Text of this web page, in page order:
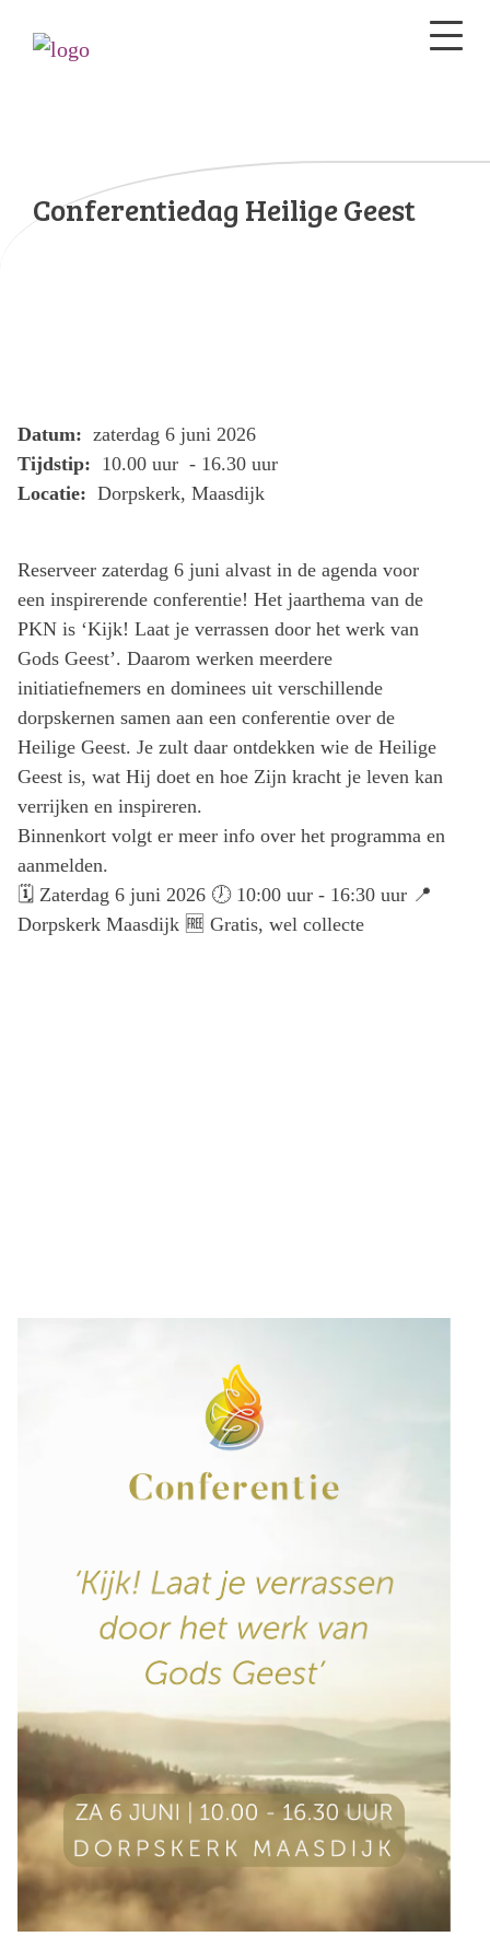
Conferentiedag Heilige Geest
Datum: zaterdag 6 juni 2026
Tijdstip: 10.00 uur - 16.30 uur
Locatie: Dorpskerk, Maasdijk
Reserveer zaterdag 6 juni alvast in de agenda voor
een inspirerende conferentie! Het jaarthema van de
PKN is ‘Kijk! Laat je verrassen door het werk van
Gods Geest’. Daarom werken meerdere
initiatiefnemers en dominees uit verschillende
dorpskernen samen aan een conferentie over de
Heilige Geest. Je zult daar ontdekken wie de Heilige
Geest is, wat Hij doet en hoe Zijn kracht je leven kan
verrijken en inspireren.
Binnenkort volgt er meer info over het programma en
aanmelden.
🗓️ Zaterdag 6 juni 2026 🕖 10:00 uur - 16:30 uur 📍
Dorpskerk Maasdijk 🆓 Gratis, wel collecte